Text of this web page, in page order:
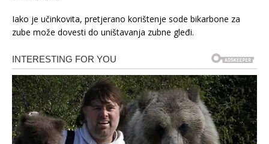
Iako je učinkovita, pretjerano korištenje sode bikarbone za
zube može dovesti do uništavanja zubne gleđi.